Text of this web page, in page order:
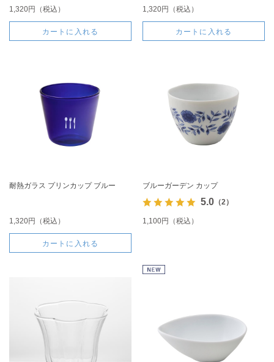
1,320円（税込）
カートに入れる
1,320円（税込）
カートに入れる
耐熱ガラス プリンカップ ブルー
1,320円（税込）
カートに入れる
ブルーガーデン カップ
5.0（2）
1,100円（税込）